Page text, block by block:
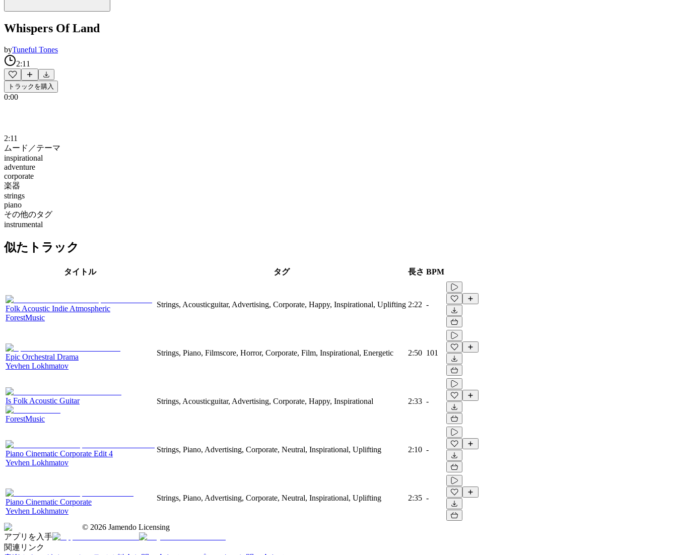
Whispers Of Land
byTuneful Tones
2:11
トラックを購入
0:00
2:11
ムード／テーマ
inspirational
adventure
corporate
楽器
strings
piano
その他のタグ
instrumental
似たトラック
タイトル タグ 長さ BPM
Folk Acoustic Indie Atmospheric
ForestMusic
Strings, Acousticguitar, Advertising, Corporate, Happy, Inspirational, Uplifting 2:22 -
Epic Orchestral Drama
Yevhen Lokhmatov
Strings, Piano, Filmscore, Horror, Corporate, Film, Inspirational, Energetic 2:50 101
Is Folk Acoustic Guitar
ForestMusic
Strings, Acousticguitar, Advertising, Corporate, Happy, Inspirational 2:33 -
Piano Cinematic Corporate Edit 4
Yevhen Lokhmatov
Strings, Piano, Advertising, Corporate, Neutral, Inspirational, Uplifting 2:10 -
Piano Cinematic Corporate
Yevhen Lokhmatov
Strings, Piano, Advertising, Corporate, Neutral, Inspirational, Uplifting 2:35 -
© 2026 Jamendo Licensing
アプリを入手
関連リンク